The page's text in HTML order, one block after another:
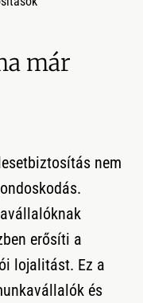
már
nem
erősíti a
lojalitást. Ez a
és